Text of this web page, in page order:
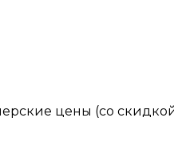
цены (со